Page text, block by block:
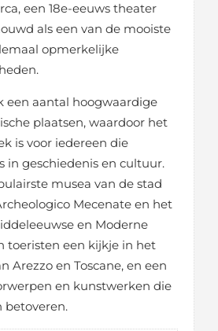
een 18e-eeuws theater
als een van de mooiste
opmerkelijke
een aantal hoogwaardige
plaatsen, waardoor het
is voor iedereen die
in geschiedenis en cultuur.
musea van de stad
Mecenate en het
en Moderne
toeristen een kijkje in het
Arezzo en Toscane, en een
en kunstwerken die
betoveren.